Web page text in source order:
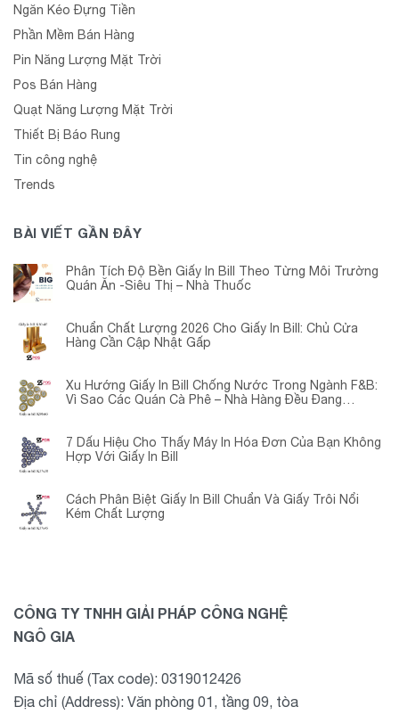
Ngăn Kéo Đựng Tiền
Phần Mềm Bán Hàng
Pin Năng Lượng Mặt Trời
Pos Bán Hàng
Quạt Năng Lượng Mặt Trời
Thiết Bị Báo Rung
Tin công nghệ
Trends
BÀI VIẾT GẦN ĐÂY
Phân Tích Độ Bền Giấy In Bill Theo Từng Môi Trường
Quán Ăn -Siêu Thị – Nhà Thuốc
Chuẩn Chất Lượng 2026 Cho Giấy In Bill: Chủ Cửa
Hàng Cần Cập Nhật Gấp
Xu Hướng Giấy In Bill Chống Nước Trong Ngành F&B:
Vì Sao Các Quán Cà Phê – Nhà Hàng Đều Đang
7 Dấu Hiệu Cho Thấy Máy In Hóa Đơn Của Bạn Không
Hợp Với Giấy In Bill
Cách Phân Biệt Giấy In Bill Chuẩn Và Giấy Trôi Nổi
Kém Chất Lượng
CÔNG TY TNHH GIẢI PHÁP CÔNG NGHỆ
NGÔ GIA
Mã số thuế (Tax code): 0319012426
Địa chỉ (Address): Văn phòng 01, tầng 09, tòa